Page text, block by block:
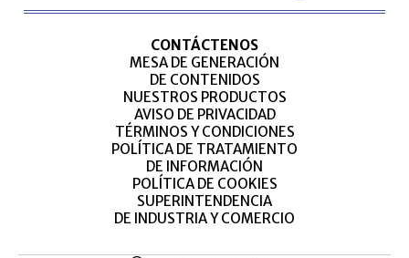
CONTÁCTENOS
MESA DE GENERACIÓN
DE CONTENIDOS
NUESTROS PRODUCTOS
AVISO DE PRIVACIDAD
TÉRMINOS Y CONDICIONES
POLÍTICA DE TRATAMIENTO
DE INFORMACIÓN
POLÍTICA DE COOKIES
SUPERINTENDENCIA
DE INDUSTRIA Y COMERCIO